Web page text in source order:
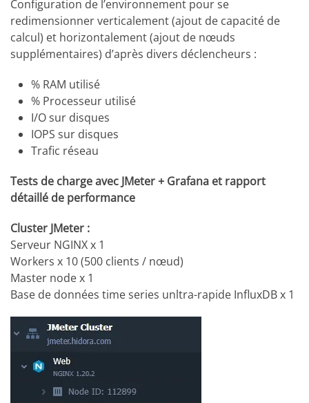
Configuration de l’environnement pour se
redimensionner verticalement (ajout de capacité de
calcul) et horizontalement (ajout de nœuds
supplémentaires) d’après divers déclencheurs :
% RAM utilisé
% Processeur utilisé
I/O sur disques
IOPS sur disques
Trafic réseau
Tests de charge avec JMeter + Grafana et rapport
détaillé de performance
Cluster JMeter :
Serveur NGINX x 1
Workers x 10 (500 clients / nœud)
Master node x 1
Base de données time series unltra-rapide InfluxDB x 1